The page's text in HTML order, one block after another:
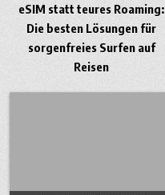
eSIM statt teures Roaming:
Die besten Lösungen für
sorgenfreies Surfen auf
Reisen